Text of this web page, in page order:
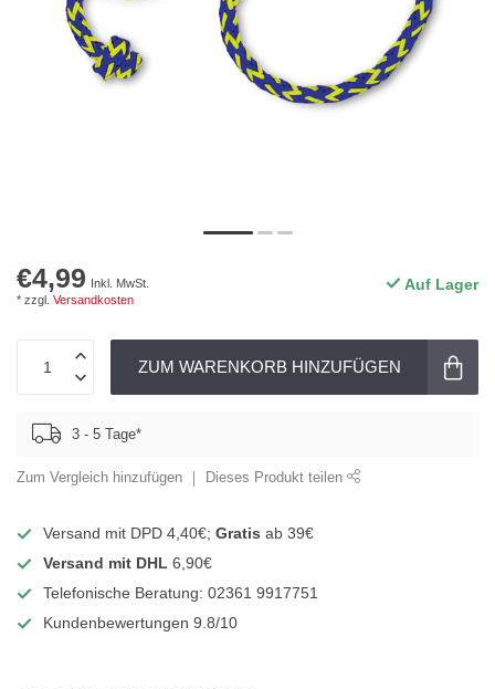
€4,99
Inkl. MwSt.
* zzgl. Versandkosten
Auf Lager
ZUM WARENKORB HINZUFÜGEN
3 - 5 Tage*
Zum Vergleich hinzufügen Dieses Produkt teilen
Versand mit DPD 4,40€; Gratis ab 39€
Versand mit DHL 6,90€
Telefonische Beratung: 02361 9917751
Kundenbewertungen 9.8/10